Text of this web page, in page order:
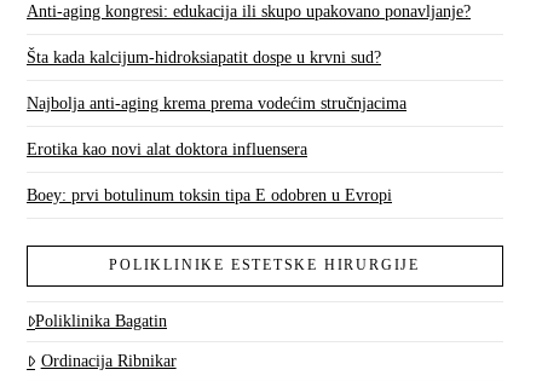
Anti-aging kongresi: edukacija ili skupo upakovano ponavljanje?
Šta kada kalcijum-hidroksiapatit dospe u krvni sud?
Najbolja anti-aging krema prema vodećim stručnjacima
Erotika kao novi alat doktora influensera
Boey: prvi botulinum toksin tipa E odobren u Evropi
POLIKLINIKE ESTETSKE HIRURGIJE
Poliklinika Bagatin
Ordinacija Ribnikar